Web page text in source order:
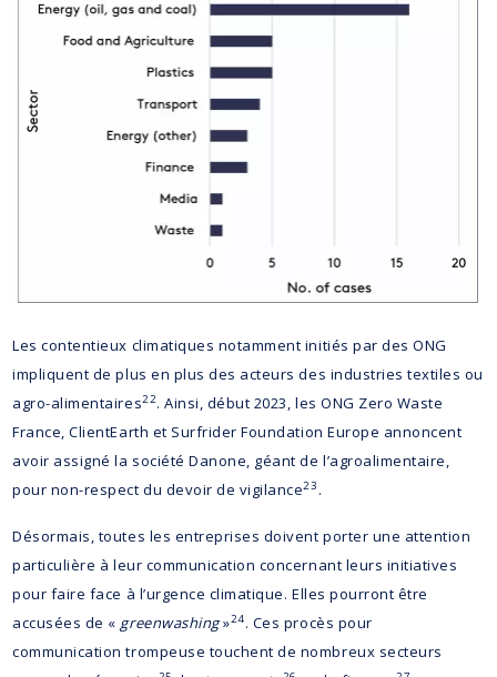
Les contentieux climatiques notamment initiés par des ONG
impliquent de plus en plus des acteurs des industries textiles ou
agro-alimentaires22. Ainsi, début 2023, les ONG Zero Waste
France, ClientEarth et Surfrider Foundation Europe annoncent
avoir assigné la société Danone, géant de l’agroalimentaire,
pour non-respect du devoir de vigilance23 .
Désormais, toutes les entreprises doivent porter une attention
particulière à leur communication concernant leurs initiatives
pour faire face à l’urgence climatique. Elles pourront être
accusées de « greenwashing»24. Ces procès pour
communication trompeuse touchent de nombreux secteurs